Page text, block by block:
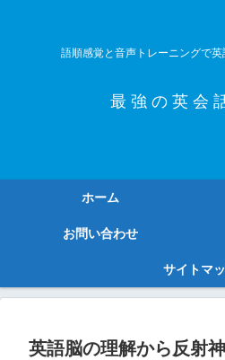
語順感覚と音声トレーニングで
最 強 の 英 会
ホーム
お問い合わせ
サイトマ
英語脳の理解から反射